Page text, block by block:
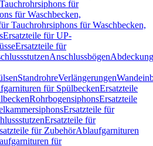
für
für Waschbecken,
Tauchrohrsiphons für Waschbecken,
Ersatzteile für UP-
Ersatzteile für
Anschlussbögen
StandrohreVerlängerungen
für SpülbeckenErsatzteile
RohrbogensiphonsErsatzteile
Ersatzteile für
Ersatzteile für
für ZubehörAblaufgarnituren
für